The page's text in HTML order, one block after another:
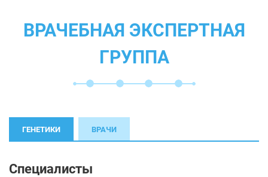
ВРАЧЕБНАЯ ЭКСПЕРТНАЯ
ГРУППА
ГЕНЕТИКИ ВРАЧИ
Специалисты